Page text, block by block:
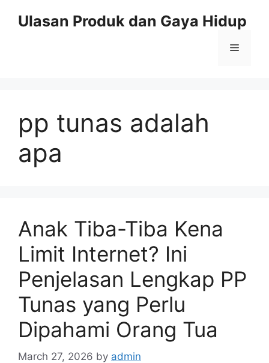
Ulasan Produk dan Gaya Hidup
Menu
pp tunas adalah
apa
Anak Tiba-Tiba Kena
Limit Internet? Ini
Penjelasan Lengkap PP
Tunas yang Perlu
Dipahami Orang Tua
March 27, 2026 by admin